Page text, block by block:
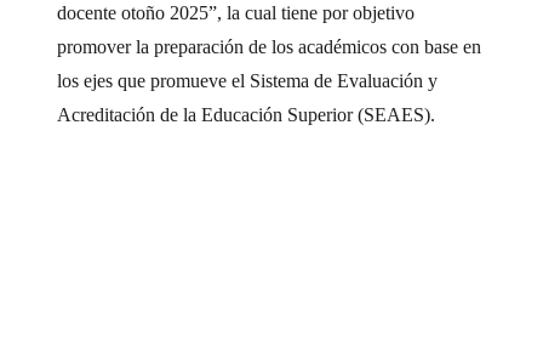
docente otoño 2025”, la cual tiene por objetivo
promover la preparación de los académicos con base en
los ejes que promueve el Sistema de Evaluación y
Acreditación de la Educación Superior (SEAES).